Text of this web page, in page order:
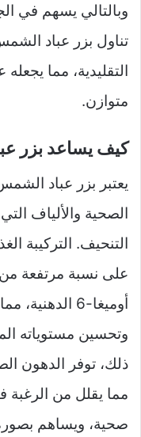
وبالتالي يسهم في
تناول بزر عباد
التقليدية، مما
متوازن.
كيف يساعد بزر
يعتبر بزر عباد
الصحية والألياف
التنحيف. التركيبة
على نسبة مرتفعة
أوميغا-6
وتحسين مستوياته
ذلك، توفر الدهون
مما يقلل من الرغبة
صحية، ويساهم